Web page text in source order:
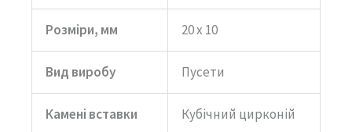
Розміри, мм 20 x 10
Вид виробу Пусети
Камені вставки Кубічний цирконій